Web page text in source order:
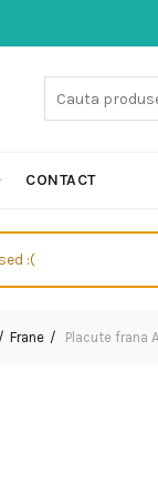
CONTACT
:(
Frane Placute frana